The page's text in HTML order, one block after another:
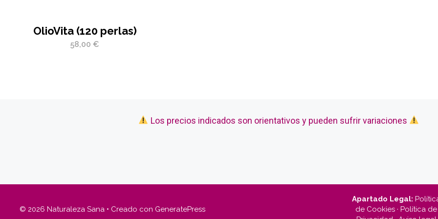
OlioVita (120 perlas)
58,00€
Los precios indicados son orientativos y pueden sufrir variaciones
Apartado Legal:
de Cookies ·Política de
© 2026 Naturaleza Sana • Creado con GeneratePress